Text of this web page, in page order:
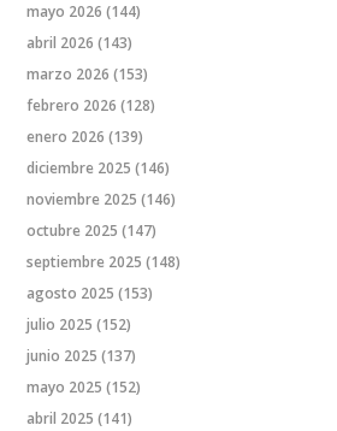
mayo 2026 (144)
abril 2026 (143)
marzo 2026 (153)
febrero 2026 (128)
enero 2026 (139)
diciembre 2025 (146)
noviembre 2025 (146)
octubre 2025 (147)
septiembre 2025 (148)
agosto 2025 (153)
julio 2025 (152)
junio 2025 (137)
mayo 2025 (152)
abril 2025 (141)